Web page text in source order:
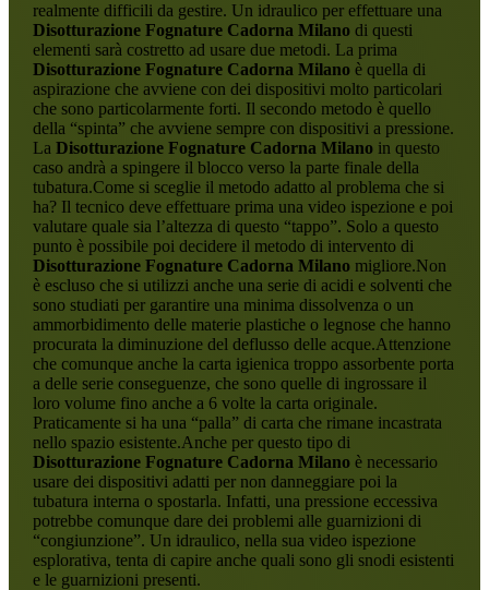
realmente difficili da gestire. Un idraulico per effettuare una
Disotturazione Fognature Cadorna Milanodi questi
elementi sarà costretto ad usare due metodi. La prima
Disotturazione Fognature Cadorna Milanoè quella di
aspirazione che avviene con dei dispositivi molto particolari
che sono particolarmente forti. Il secondo metodo è quello
della “spinta” che avviene sempre con dispositivi a pressione.
La Disotturazione Fognature Cadorna Milanoin questo
caso andrà a spingere il blocco verso la parte finale della
tubatura.Come si sceglie il metodo adatto al problema che si
ha? Il tecnico deve effettuare prima una video ispezione e poi
valutare quale sia l’altezza di questo “tappo”. Solo a questo
punto è possibile poi decidere il metodo di intervento di
Disotturazione Fognature Cadorna Milanomigliore.Non
è escluso che si utilizzi anche una serie di acidi e solventi che
sono studiati per garantire una minima dissolvenza o un
ammorbidimento delle materie plastiche o legnose che hanno
procurata la diminuzione del deflusso delle acque.Attenzione
che comunque anche la carta igienica troppo assorbente porta
a delle serie conseguenze, che sono quelle di ingrossare il
loro volume fino anche a 6 volte la carta originale.
Praticamente si ha una “palla” di carta che rimane incastrata
nello spazio esistente.Anche per questo tipo di
Disotturazione Fognature Cadorna Milanoè necessario
usare dei dispositivi adatti per non danneggiare poi la
tubatura interna o spostarla. Infatti, una pressione eccessiva
potrebbe comunque dare dei problemi alle guarnizioni di
“congiunzione”. Un idraulico, nella sua video ispezione
esplorativa, tenta di capire anche quali sono gli snodi esistenti
e le guarnizioni presenti.